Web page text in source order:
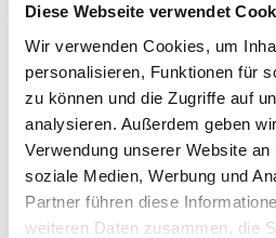
Diese Webseite verwendet
Wir verwenden Cookies, um
personalisieren, Funktionen für
zu können und die Zugriffe auf
analysieren. Außerdem geben
Verwendung unserer Website
soziale Medien, Werbung und
Partner führen diese
weiteren Daten zusammen, die